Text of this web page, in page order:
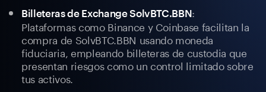
Billeteras de Exchange SolvBTC.BBN:
Plataformas como Binance y Coinbase facilitan la
compra de SolvBTC.BBN usando moneda
fiduciaria, empleando billeteras de custodia que
presentan riesgos como un control limitado sobre
tus activos.